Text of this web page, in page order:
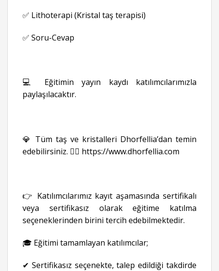
✅ Lithoterapi (Kristal taş terapisi)
✅ Soru-Cevap
💻 Eğitimin yayın kaydı katılımcılarımızla
paylaşılacaktır.
💎 Tüm taş ve kristalleri Dhorfellia’dan temin
edebilirsiniz. 👉🏻 https://www.dhorfellia.com
👉 Katılımcılarımız kayıt aşamasında sertifikalı
veya sertifikasız olarak eğitime katılma
seçeneklerinden birini tercih edebilmektedir.
🎓 Eğitimi tamamlayan katılımcılar;
✔ Sertifikasız seçenekte, talep edildiği takdirde